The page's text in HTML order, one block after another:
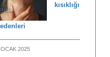
kısıklığı
2025